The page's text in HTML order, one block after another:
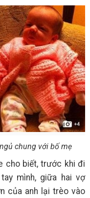
chung với bố mẹ
cho biết, trước khi đi
mình, giữa hai vợ
của anh lại trèo vào